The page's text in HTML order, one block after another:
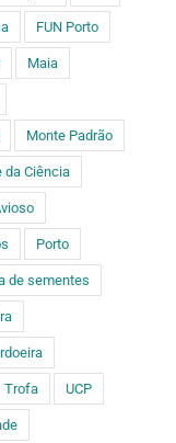
FUN Porto
Maia
Monte Padrão
da Ciência
Porto
de sementes
Trofa UCP